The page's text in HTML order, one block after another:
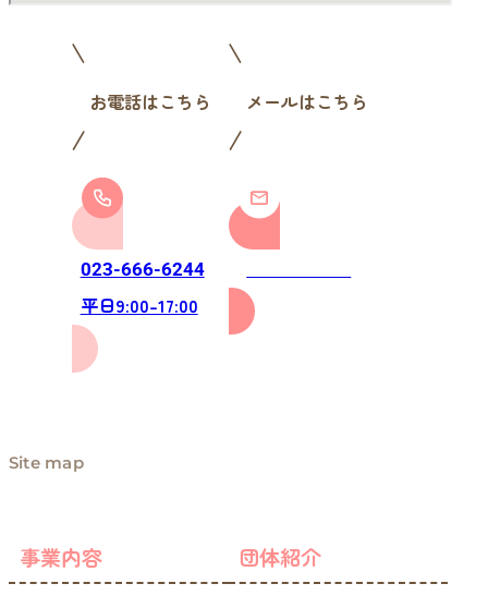
お電話はこちら
023-666-6244
平日9:00-17:00
メールはこちら
Site map
事業内容 団体紹介